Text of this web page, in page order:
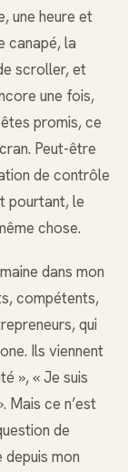
une heure et
canapé, la
scroller, et
une fois,
promis, ce
Peut-être
de contrôle
pourtant, le
chose.
dans mon
compétents,
qui
Ils viennent
», « Je suis
Mais ce n’est
de
depuis mon